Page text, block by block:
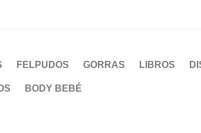
FELPUDOS GORRAS LIBROS
BODY BEBÉ